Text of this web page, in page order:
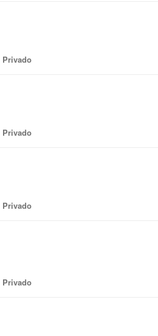
Privado
Privado
Privado
Privado